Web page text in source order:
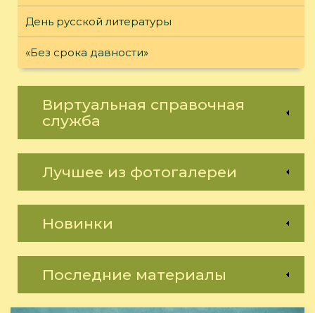
День русской литературы
«Без срока давности»
Виртуальная справочная
служба
Лучшее из фотогалереи
Новинки
Последние материалы